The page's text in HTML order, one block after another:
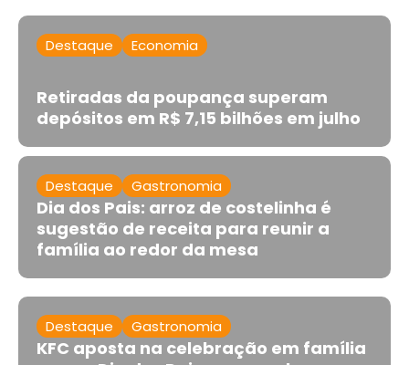
Destaque Economia
Retiradas da poupança superam
depósitos em R$ 7,15 bilhões em julho
Destaque Gastronomia
Dia dos Pais: arroz de costelinha é
sugestão de receita para reunir a
família ao redor da mesa
Destaque Gastronomia
KFC aposta na celebração em família